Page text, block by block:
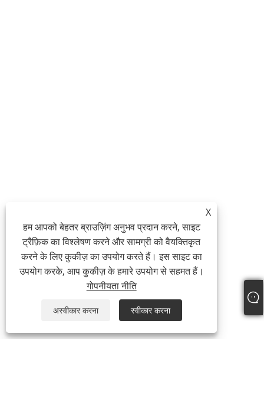
X
हम आपको बेहतर ब्राउज़िंग अनुभव प्रदान करने, साइट
ट्रैफ़िक का विश्लेषण करने और सामग्री को वैयक्तिकृत
करने के लिए कुकीज़ का उपयोग करते हैं। इस साइट का
उपयोग करके, आप कुकीज़ के हमारे उपयोग से सहमत हैं।
गोपनीयता नीति
अस्वीकार करना स्वीकार करना